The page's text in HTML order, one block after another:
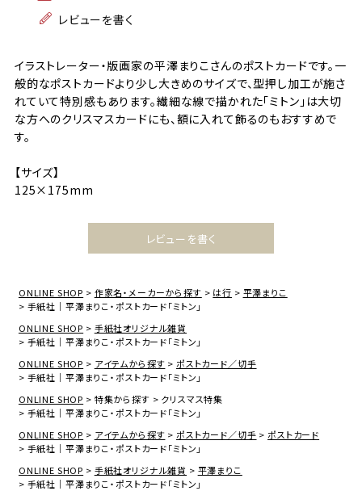
レビューを書く
イラストレーター・版画家の平澤まりこさんのポストカードです。一
般的なポストカードより少し大きめのサイズで、型押し加工が施さ
れていて特別感もあります。繊細な線で描かれた「ミトン」は大切
な方へのクリスマスカードにも、額に入れて飾るのもおすすめで
す。
【サイズ】
125×175mm
レビューを書く
ONLINE SHOP 作家名・メーカーから探す は行
平澤まりこ
手紙社｜平澤まりこ・ポストカード「ミトン」
ONLINE SHOP
手紙社オリジナル雑貨
手紙社｜平澤まりこ・ポストカード「ミトン」
ONLINE SHOP
アイテムから探す
ポストカード／切手
手紙社｜平澤まりこ・ポストカード「ミトン」
ONLINE SHOP
特集から探す
クリスマス特集
手紙社｜平澤まりこ・ポストカード「ミトン」
ONLINE SHOP
アイテムから探す ポストカード／切手
ポストカード
手紙社｜平澤まりこ・ポストカード「ミトン」
ONLINE SHOP
手紙社オリジナル雑貨
平澤まりこ
手紙社｜平澤まりこ・ポストカード「ミトン」